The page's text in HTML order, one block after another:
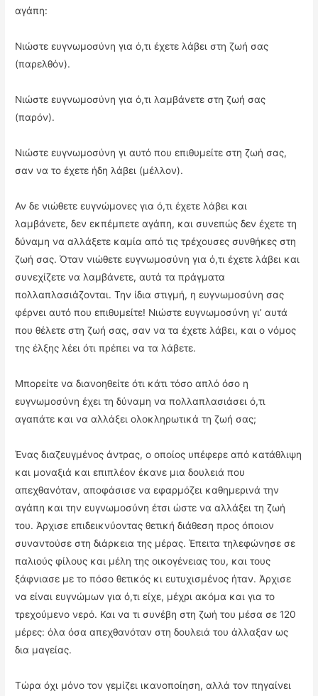
αγάπη:
Νιώστε ευγνωμοσύνη για ό,τι έχετε λάβει στη ζωή σας
(παρελθόν).
Νιώστε ευγνωμοσύνη για ό,τι λαμβάνετε στη ζωή σας
(παρόν).
Νιώστε ευγνωμοσύνη γι αυτό που επιθυμείτε στη ζωή σας,
σαν να το έχετε ήδη λάβει (μέλλον).
Αν δε νιώθετε ευγνώμονες για ό,τι έχετε λάβει και
λαμβάνετε, δεν εκπέμπετε αγάπη, και συνεπώς δεν έχετε τη
δύναμη να αλλάξετε καμία από τις τρέχουσες συνθήκες στη
ζωή σας. Όταν νιώθετε ευγνωμοσύνη για ό,τι έχετε λάβει και
συνεχίζετε να λαμβάνετε, αυτά τα πράγματα
πολλαπλασιάζονται. Την ίδια στιγμή, η ευγνωμοσύνη σας
φέρνει αυτό που επιθυμείτε! Νιώστε ευγνωμοσύνη γι’ αυτά
που θέλετε στη ζωή σας, σαν να τα έχετε λάβει, και ο νόμος
της έλξης λέει ότι πρέπει να τα λάβετε.
Μπορείτε να διανοηθείτε ότι κάτι τόσο απλό όσο η
ευγνωμοσύνη έχει τη δύναμη να πολλαπλασιάσει ό,τι
αγαπάτε και να αλλάξει ολοκληρωτικά τη ζωή σας;
Ένας διαζευγμένος άντρας, ο οποίος υπέφερε από κατάθλιψη
και μοναξιά και επιπλέον έκανε μια δουλειά που
απεχθανόταν, αποφάσισε να εφαρμόζει καθημερινά την
αγάπη και την ευγνωμοσύνη έτσι ώστε να αλλάξει τη ζωή
του. Άρχισε επιδεικνύοντας θετική διάθεση προς όποιον
συναντούσε στη διάρκεια της μέρας. Έπειτα τηλεφώνησε σε
παλιούς φίλους και μέλη της οικογένειας του, και τους
ξάφνιασε με το πόσο θετικός κι ευτυχισμένος ήταν. Άρχισε
να είναι ευγνώμων για ό,τι είχε, μέχρι ακόμα και για το
τρεχούμενο νερό. Και να τι συνέβη στη ζωή του μέσα σε 120
μέρες: όλα όσα απεχθανόταν στη δουλειά του άλλαξαν ως
δια μαγείας.
Τώρα όχι μόνο τον γεμίζει ικανοποίηση, αλλά τον πηγαίνει